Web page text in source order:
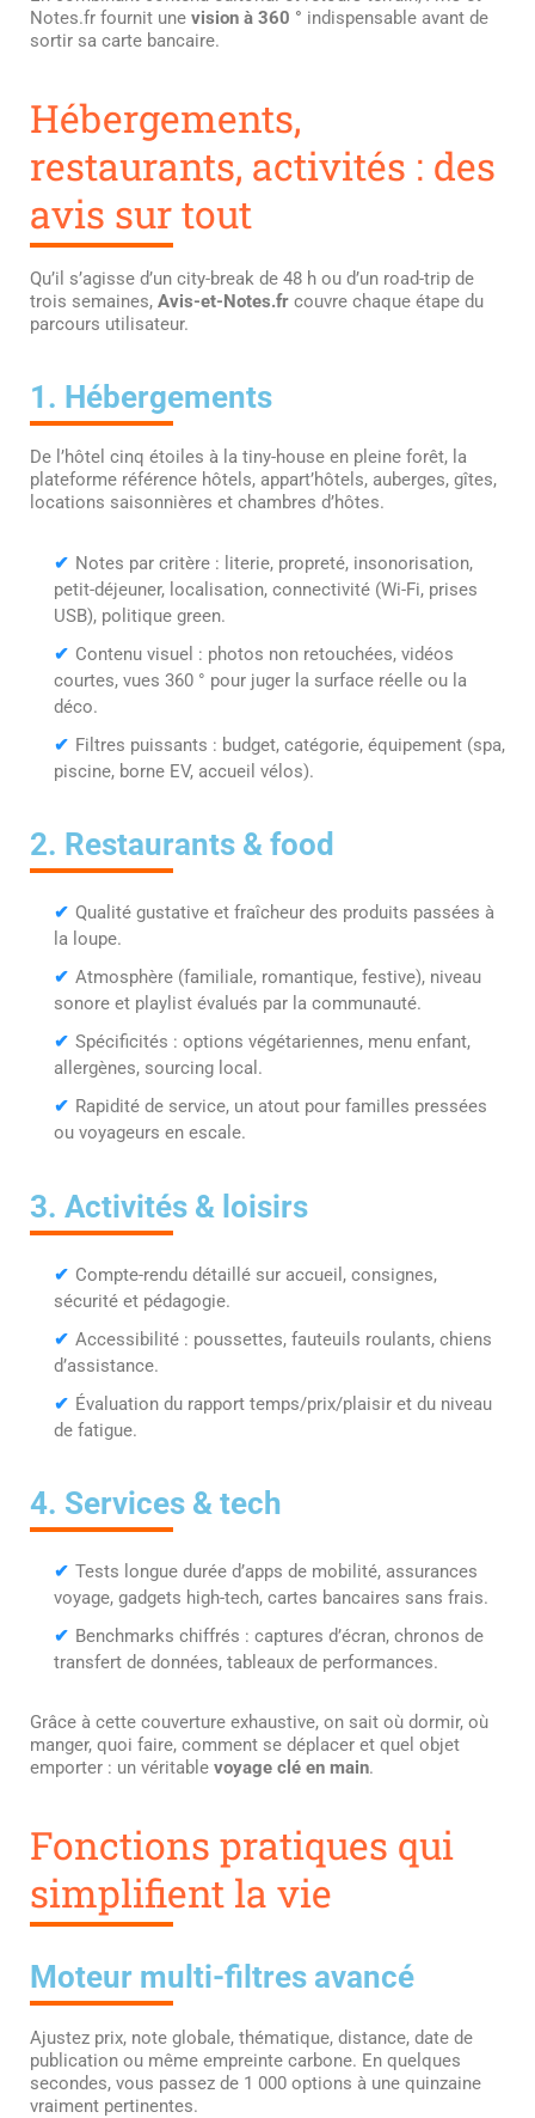
Notes.fr fournit une vision à 360 ° indispensable avant de
sortir sa carte bancaire.
Hébergements,
restaurants, activités : des
avis sur tout
Qu’il s’agisse d’un city-break de 48 h ou d’un road-trip de
trois semaines, Avis-et-Notes.fr couvre chaque étape du
parcours utilisateur.
1. Hébergements
De l’hôtel cinq étoiles à la tiny-house en pleine forêt, la
plateforme référence hôtels, appart’hôtels, auberges, gîtes,
locations saisonnières et chambres d’hôtes.
✔ Notes par critère : literie, propreté, insonorisation,
petit-déjeuner, localisation, connectivité (Wi-Fi, prises
USB), politique green.
✔ Contenu visuel : photos non retouchées, vidéos
courtes, vues 360 ° pour juger la surface réelle ou la
déco.
✔ Filtres puissants : budget, catégorie, équipement (spa,
piscine, borne EV, accueil vélos).
2. Restaurants & food
✔ Qualité gustative et fraîcheur des produits passées à
la loupe.
✔ Atmosphère (familiale, romantique, festive), niveau
sonore et playlist évalués par la communauté.
✔ Spécificités : options végétariennes, menu enfant,
allergènes, sourcing local.
✔ Rapidité de service, un atout pour familles pressées
ou voyageurs en escale.
3. Activités & loisirs
✔ Compte-rendu détaillé sur accueil, consignes,
sécurité et pédagogie.
✔ Accessibilité : poussettes, fauteuils roulants, chiens
d’assistance.
✔ Évaluation du rapport temps/prix/plaisir et du niveau
de fatigue.
4. Services & tech
✔ Tests longue durée d’apps de mobilité, assurances
voyage, gadgets high-tech, cartes bancaires sans frais.
✔ Benchmarks chiffrés : captures d’écran, chronos de
transfert de données, tableaux de performances.
Grâce à cette couverture exhaustive, on sait où dormir, où
manger, quoi faire, comment se déplacer et quel objet
emporter : un véritable voyage clé en main.
Fonctions pratiques qui
simplifient la vie
Moteur multi-filtres avancé
Ajustez prix, note globale, thématique, distance, date de
publication ou même empreinte carbone. En quelques
secondes, vous passez de 1 000 options à une quinzaine
vraiment pertinentes.